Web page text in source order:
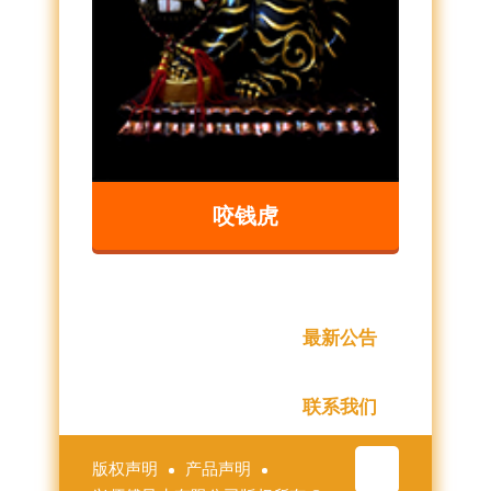
咬钱虎
最新公告
联系我们
版权声明
产品声明